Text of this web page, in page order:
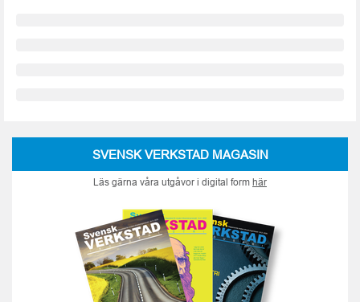
SVENSK VERKSTAD MAGASIN
Läs gärna våra utgåvor i digital form här